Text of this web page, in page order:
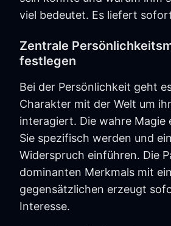
viel bedeutet. Es liefert
Zentrale
festlegen
Bei der Persönlichkeit geht
Charakter mit der Welt um
interagiert. Die wahre Magie
Sie spezifisch werden und
Widerspruch einführen. Die
dominanten Merkmals mit
gegensätzlichen erzeugt
Interesse.